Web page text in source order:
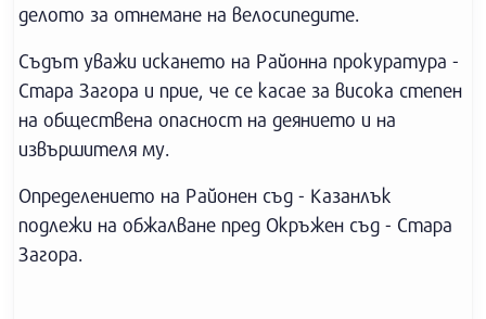
делото за отнемане на велосипедите.
Съдът уважи искането на Районна прокуратура -
Стара Загора и прие, че се касае за висока степен
на обществена опасност на деянието и на
извършителя му.
Определението на Районен съд - Казанлък
подлежи на обжалване пред Окръжен съд - Стара
Загора.